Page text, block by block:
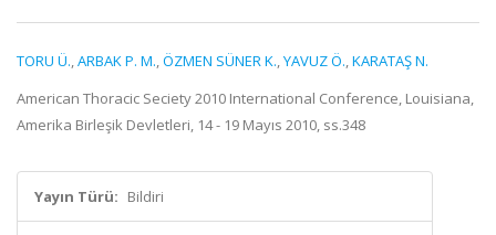
TORU Ü.,ARBAK P. M.,ÖZMEN SÜNER K.,YAVUZ Ö.,KARATAŞ N.
American Thoracic Seciety 2010 International Conference, Louisiana,
Amerika Birleşik Devletleri, 14 - 19 Mayıs 2010, ss.348
Yayın Türü: Bildiri